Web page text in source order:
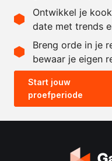
Recept omrekenen
-
0.5x 1x
Ontwikkel je
date met trends
Breng orde in je
bewaar je eigen
Start jouw
proefperiode